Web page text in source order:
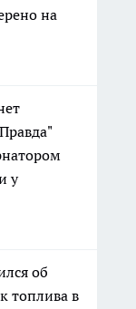
на
у
об
топлива в